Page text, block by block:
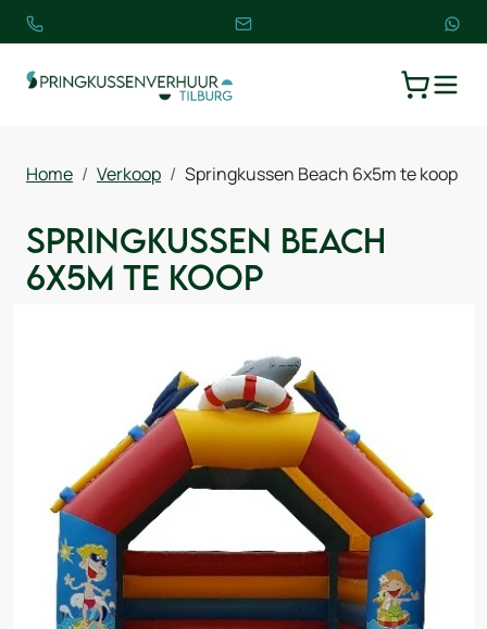
Home Verkoop Springkussen Beach 6x5m te koop
Springkussen Beach
6x5m te koop